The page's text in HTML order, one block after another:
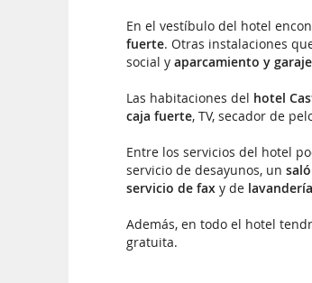
En el vestíbulo del hotel
fuerte. Otras instalaciones
social y aparcamiento y garaje
Las habitaciones del hotel
caja fuerte, TV, secador de
Entre los servicios del hotel
servicio de desayunos, un
servicio de fax y de lavandería
Además, en todo el hotel
gratuita.